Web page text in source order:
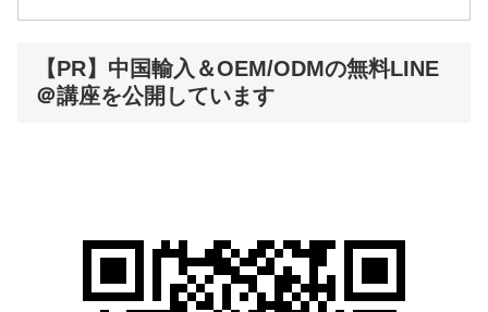
【PR】中国輸入＆OEM/ODMの無料LINE
＠講座を公開しています